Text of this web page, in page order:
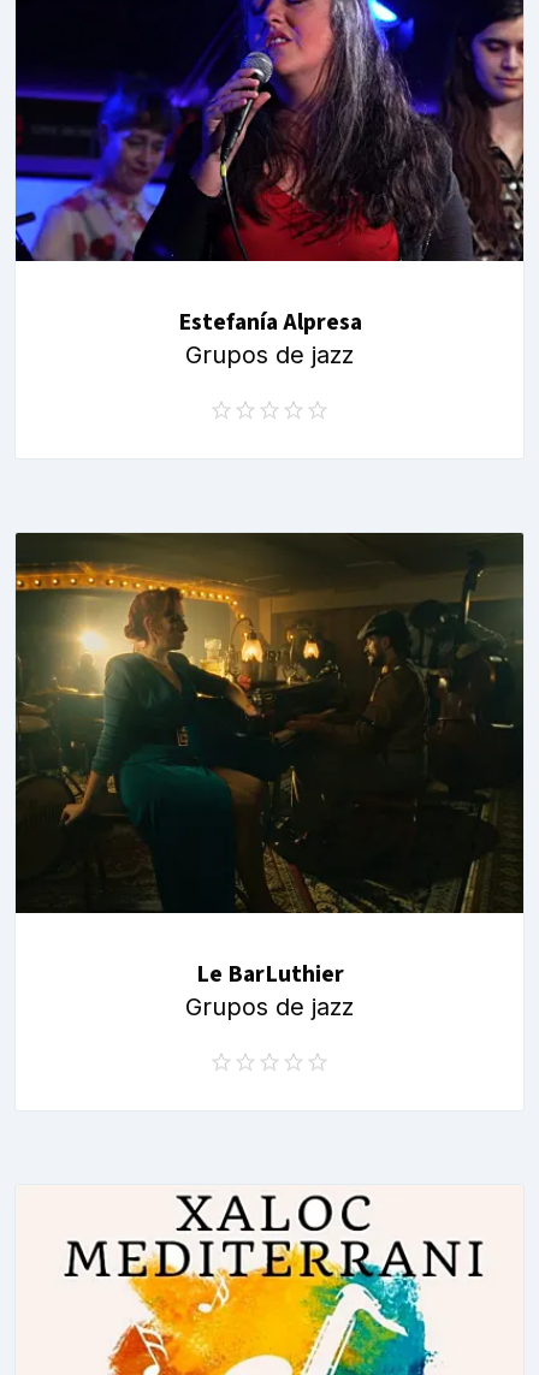
Estefanía Alpresa
Grupos de jazz
Le BarLuthier
Grupos de jazz